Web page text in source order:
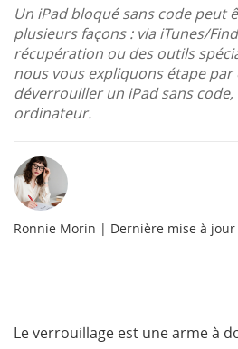
Boutique
Télécharger
Support
Langue
Un iPad bloqué sans code peut
plusieurs façons : via iTunes/
récupération ou des outils
nous vous expliquons étape
déverrouiller un iPad sans code,
ordinateur.
Ronnie Morin | Dernière mise à jour
Le verrouillage est une arme à